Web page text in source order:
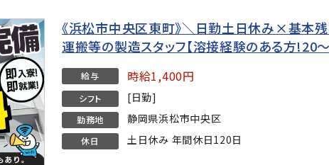
《浜松市中央区東町》＼日勤土日休み×基本
運搬等の製造スタッフ【溶接経験のある方
給与 時給1,400円
シフト [日勤]
勤務地 静岡県浜松市中央区
休日 土日休み 年間休日120日